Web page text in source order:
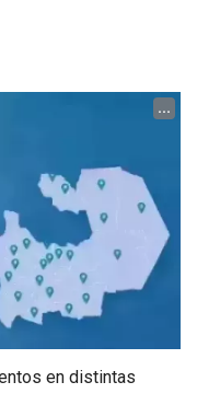
...
en distintas